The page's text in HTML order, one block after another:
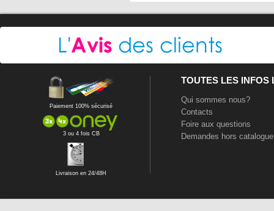
Paiement 100% sécurisé
3 ou 4 fois CB
Livraison en 24/48H
TOUTES LES INFOS
Qui sommes nous?
Contacts
Foire aux questions
Demandes hors catalogue